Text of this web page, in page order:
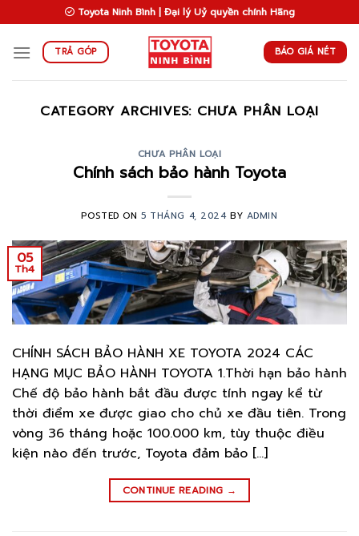
to
content
Toyota Ninh Bình | Đại lý Uỷ quyền chính Hãng
TRẢ GÓP BÁO GIÁ NÉT
CATEGORY ARCHIVES: CHƯA PHÂN LOẠI
CHƯA PHÂN LOẠI
Chính sách bảo hành Toyota
POSTED ON5 THÁNG 4, 2024BY ADMIN
05
Th4
CHÍNH SÁCH BẢO HÀNH XE TOYOTA 2024 CÁC
HẠNG MỤC BẢO HÀNH TOYOTA 1.Thời hạn bảo hành
Chế độ bảo hành bắt đầu được tính ngay kể từ
thời điểm xe được giao cho chủ xe đầu tiên. Trong
vòng 36 tháng hoặc 100.000 km, tùy thuộc điều
kiện nào đến trước, Toyota đảm bảo […]
CONTINUE READING →